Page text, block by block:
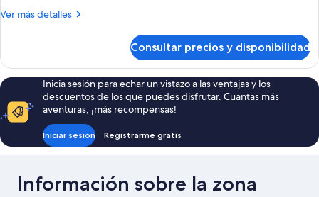
fumadores
Ver más detalles
Más
triple
Confort,
no
fumadores
Consultar precios y disponibilidad
Inicia sesión para echar un vistazo a las ventajas y los
descuentos de los que puedes disfrutar. Cuantas más
aventuras, ¡más recompensas!
Iniciar sesión Registrarme gratis
Información sobre la zona